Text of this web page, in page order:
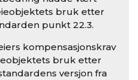
bruk etter
punkt 22.3.
kompensasjonskrav
bruk etter
versjon fra